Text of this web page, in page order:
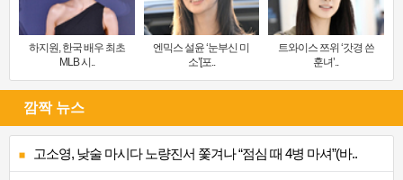
하지원, 한국 배우 최초
MLB 시..
엔믹스 설윤 ‘눈부신 미
소’[포..
트와이스 쯔위 ‘갓경 쓴
훈녀’..
깜짝 뉴스
고소영, 낮술 마시다 노량진서 쫓겨나 “점심 때 4병 마셔”(바..